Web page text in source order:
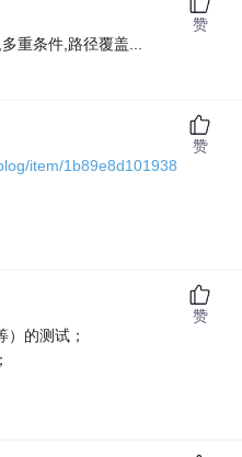
重条件,路径覆盖...
赞
item/1b89e8d101938
赞
的测试；
赞